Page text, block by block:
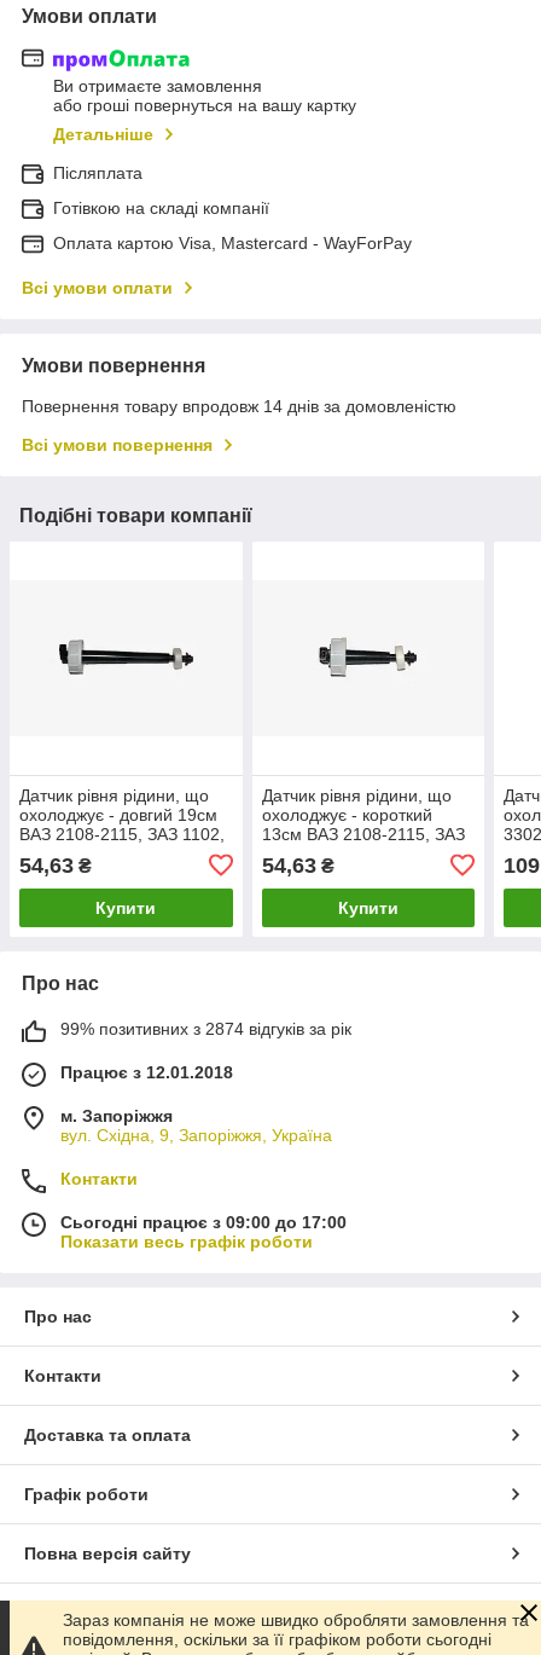
Умови оплати
Ви отримаєте замовлення
або гроші повернуться на вашу картку
Детальніше
Післяплата
Готівкою на складі компанії
Оплата картою Visa, Mastercard - WayForPay
Всі умови оплати
Умови повернення
Повернення товару впродовж 14 днів за домовленістю
Всі умови повернення
Подібні товари компанії
Датчик рівня рідини, що
охолоджує - довгий 19см
ВАЗ 2108-2115, ЗАЗ 1102,
54,63 ₴
Купити
Датчик рівня рідини, що
охолоджує - короткий
13см ВАЗ 2108-2115, ЗАЗ
54,63₴
Купити
Про нас
99% позитивних з 2874 відгуків за рік
Працює з 12.01.2018
м. Запоріжжя
вул. Східна, 9, Запоріжжя, Україна
Контакти
Сьогодні працює з 09:00 до 17:00
Показати весь графік роботи
Про нас
Контакти
Доставка та оплата
Графік роботи
Повна версія сайту
Сайт створено на маркетплейсі Prom.ua
Зараз компанія не може швидко обробляти замовлення та
повідомлення, оскільки за її графіком роботи сьогодні